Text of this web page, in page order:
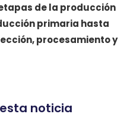
de la producción
primaria hasta
procesamiento y
noticia